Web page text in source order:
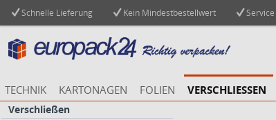
Schnelle Lieferung Kein Mindestbestellwert Service
TECHNIK KARTONAGEN FOLIEN VERSCHLIESSEN
Verschließen